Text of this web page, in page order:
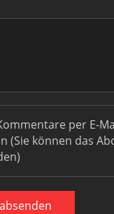
per E-
(Sie können das